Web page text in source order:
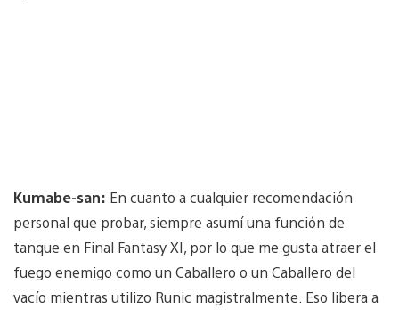
Kumabe-san: En cuanto a cualquier recomendación
personal que probar, siempre asumí una función de
tanque en Final Fantasy XI, por lo que me gusta atraer el
fuego enemigo como un Caballero o un Caballero del
vacío mientras utilizo Runic magistralmente. Eso libera a